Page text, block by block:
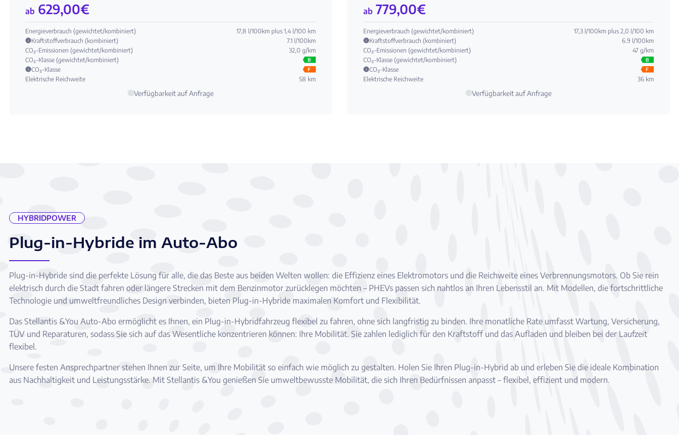
ab 629,00€
Energieverbrauch (gewichtet/kombiniert)
17,8 l/100km plus 1,4 l/100 km
Kraftstoffverbrauch (kombiniert)
7.1 l/100km
CO₂-Emissionen (gewichtet/kombiniert)
32,0 g/km
CO₂-Klasse (gewichtet/kombiniert)
B
CO₂-Klasse F
Elektrische Reichweite 58 km
Verfügbarkeit auf Anfrage
ab 779,00€
Energieverbrauch (gewichtet/kombiniert)
17,3 l/100km plus 2,0 l/100 km
Kraftstoffverbrauch (kombiniert)
6.9 l/100km
CO₂-Emissionen (gewichtet/kombiniert)
47 g/km
CO₂-Klasse (gewichtet/kombiniert)
B
CO₂-Klasse F
Elektrische Reichweite 36 km
Verfügbarkeit auf Anfrage
HYBRIDPOWER
Plug-in-Hybride im Auto-Abo
Plug-in-Hybride sind die perfekte Lösung für alle, die das Beste aus beiden Welten wollen: die Effizienz eines Elektromotors und die Reichweite eines Verbrennungsmotors. Ob Sie rein
elektrisch durch die Stadt fahren oder längere Strecken mit dem Benzinmotor zurücklegen möchten – PHEVs passen sich nahtlos an Ihren Lebensstil an. Mit Modellen, die fortschrittliche
Technologie und umweltfreundliches Design verbinden, bieten Plug-in-Hybride maximalen Komfort und Flexibilität.
Das Stellantis &You Auto-Abo ermöglicht es Ihnen, ein Plug-in-Hybridfahrzeug flexibel zu fahren, ohne sich langfristig zu binden. Ihre monatliche Rate umfasst Wartung, Versicherung,
TÜV und Reparaturen, sodass Sie sich auf das Wesentliche konzentrieren können: Ihre Mobilität. Sie zahlen lediglich für den Kraftstoff und das Aufladen und bleiben bei der Laufzeit
flexibel.
Unsere festen Ansprechpartner stehen Ihnen zur Seite, um Ihre Mobilität so einfach wie möglich zu gestalten. Holen Sie Ihren Plug-in-Hybrid ab und erleben Sie die ideale Kombination
aus Nachhaltigkeit und Leistungsstärke. Mit Stellantis &You genießen Sie umweltbewusste Mobilität, die sich Ihren Bedürfnissen anpasst – flexibel, effizient und modern.